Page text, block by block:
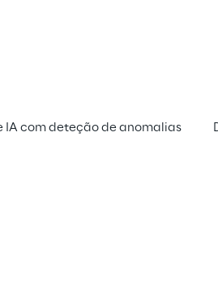
IA com deteção de anomalias